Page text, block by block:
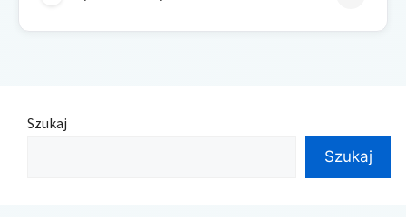
Szukaj
Szukaj